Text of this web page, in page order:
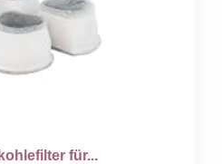
für...